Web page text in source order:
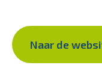
Naar de